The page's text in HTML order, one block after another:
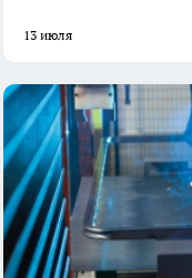
13 июля